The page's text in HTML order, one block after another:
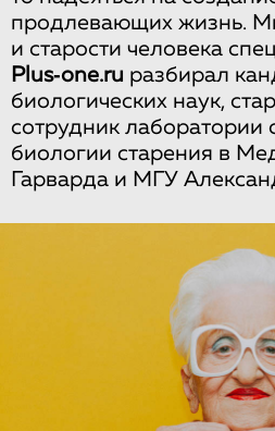
продлевающих жизнь.
и старости человека
Plus‑one.ru разбирал
биологических наук,
сотрудник лаборатории
биологии старения в
Гарварда и МГУ